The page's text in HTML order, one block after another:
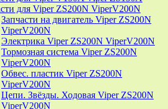
для Viper ZS200N ViperV200N
Запчасти на двигатель Viper ZS200N
ViperV200N
Электрика Viper ZS200N ViperV200N
Тормозная система Viper ZS200N
ViperV200N
Обвес. пластик Viper ZS200N
ViperV200N
Цепи. Звёзды. Ходовая Viper ZS200N
ViperV200N